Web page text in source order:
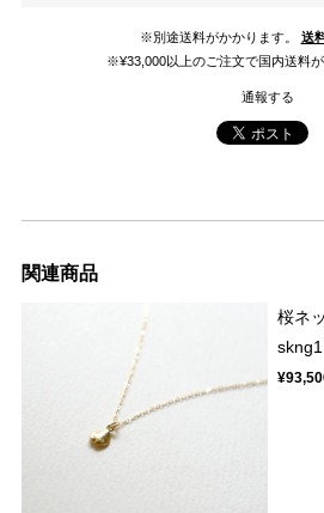
※別途送料がかかります。
送
※¥33,000以上のご注文で国内送料が
通報する
関連商品
桜ネ
skng1